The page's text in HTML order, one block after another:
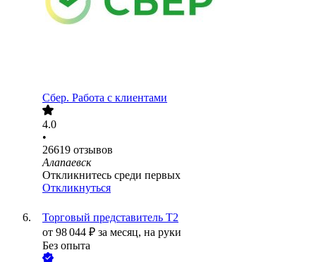
Сбер. Работа с клиентами
4.0
•
26619 отзывов
Алапаевск
Откликнитесь среди первых
Откликнуться
Торговый представитель Т2
от 98 044 ₽ за месяц, на руки
Без опыта